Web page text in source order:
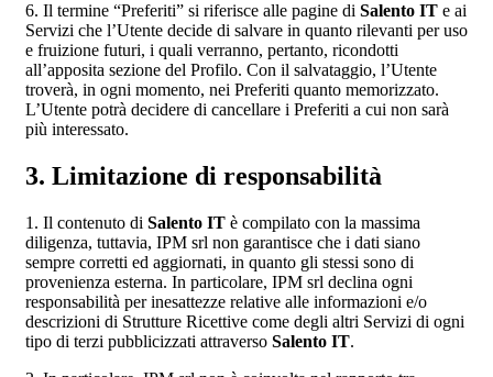
6. Il termine “Preferiti” si riferisce alle pagine di Salento IT e ai
Servizi che l’Utente decide di salvare in quanto rilevanti per uso
e fruizione futuri, i quali verranno, pertanto, ricondotti
all’apposita sezione del Profilo. Con il salvataggio, l’Utente
troverà, in ogni momento, nei Preferiti quanto memorizzato.
L’Utente potrà decidere di cancellare i Preferiti a cui non sarà
più interessato.
3. Limitazione di responsabilità
1. Il contenuto di Salento IT è compilato con la massima
diligenza, tuttavia, IPM srl non garantisce che i dati siano
sempre corretti ed aggiornati, in quanto gli stessi sono di
provenienza esterna. In particolare, IPM srl declina ogni
responsabilità per inesattezze relative alle informazioni e/o
descrizioni di Strutture Ricettive come degli altri Servizi di ogni
tipo di terzi pubblicizzati attraverso Salento IT.